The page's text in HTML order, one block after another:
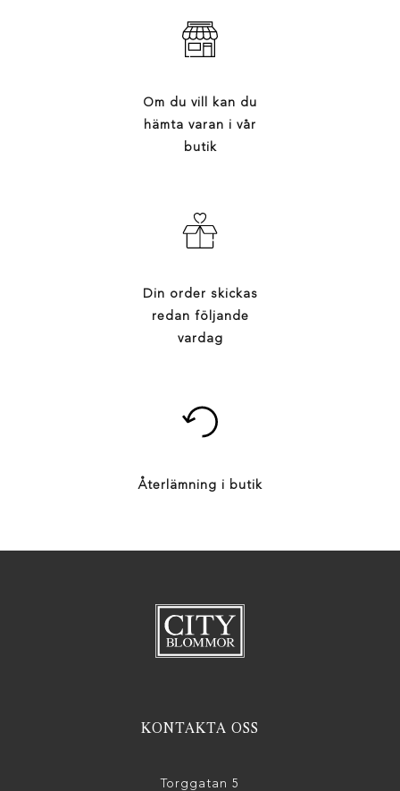
Om du vill kan du
hämta varan i vår
butik
Din order skickas
redan följande
vardag
Återlämning i butik
KONTAKTA OSS
Torggatan 5